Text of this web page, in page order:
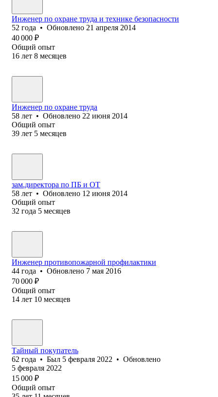
Инженер по охране труда и технике безопасности
52 года • Обновлено 21 апреля 2014
40 000 ₽
Общий опыт
16 лет 8 месяцев
Инженер по охране труда
58 лет • Обновлено 22 июня 2014
Общий опыт
39 лет 5 месяцев
зам.директора по ПБ и ОТ
58 лет • Обновлено 12 июня 2014
Общий опыт
32 года 5 месяцев
Инженер противопожарной профилактики
44 года • Обновлено 7 мая 2016
70 000 ₽
Общий опыт
14 лет 10 месяцев
Тайный покупатель
62 года • Был 5 февраля 2022 • Обновлено
5 февраля 2022
15 000 ₽
Общий опыт